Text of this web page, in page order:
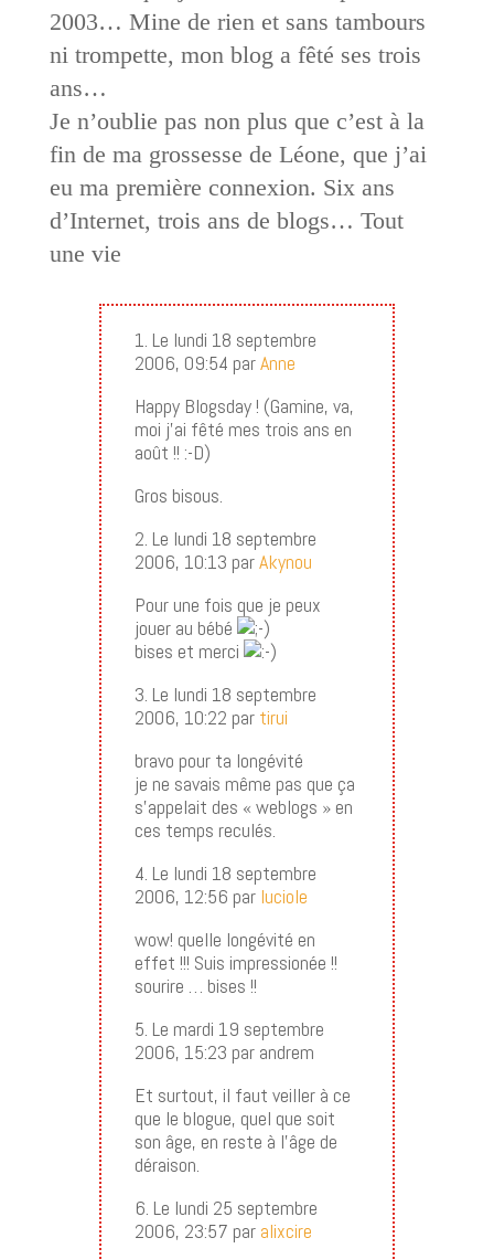
2003… Mine de rien et sans tambours
ni trompette, mon blog a fêté ses trois
ans…
Je n’oublie pas non plus que c’est à la
fin de ma grossesse de Léone, que j’ai
eu ma première connexion. Six ans
d’Internet, trois ans de blogs… Tout
une vie
1. Le lundi 18 septembre
2006, 09:54 parAnne
Happy Blogsday ! (Gamine, va,
moi j’ai fêté mes trois ans en
août !! :-D)
Gros bisous.
2. Le lundi 18 septembre
2006, 10:13 parAkynou
Pour une fois que je peux
jouer au bébé
bises et merci
3. Le lundi 18 septembre
2006, 10:22 par tirui
bravo pour ta longévité
je ne savais même pas que ça
s’appelait des « weblogs » en
ces temps reculés.
4. Le lundi 18 septembre
2006, 12:56 par luciole
wow! quelle longévité en
effet !!! Suis impressionée !!
sourire … bises !!
5. Le mardi 19 septembre
2006, 15:23 par andrem
Et surtout, il faut veiller à ce
que le blogue, quel que soit
son âge, en reste à l’âge de
déraison.
6. Le lundi 25 septembre
2006, 23:57 par alixcire